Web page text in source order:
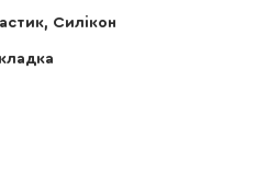
Силікон